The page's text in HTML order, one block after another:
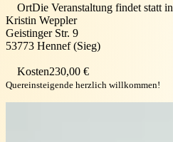
OrtDie Veranstaltung findet statt in
Kristin Weppler
Geistinger Str. 9
53773 Hennef (Sieg)
Kosten230,00 €
Quereinsteigende herzlich willkommen!